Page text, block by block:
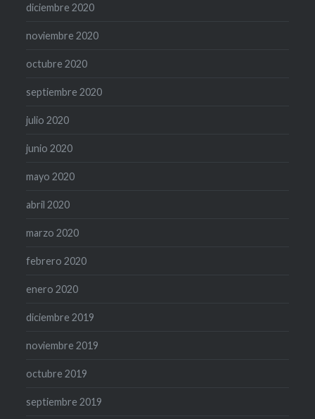
diciembre 2020
noviembre 2020
octubre 2020
septiembre 2020
julio 2020
junio 2020
mayo 2020
abril 2020
marzo 2020
febrero 2020
enero 2020
diciembre 2019
noviembre 2019
octubre 2019
septiembre 2019